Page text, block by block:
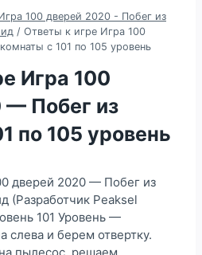
100 дверей 2020 - Побег из
/ Ответы к игре Игра 100
с 101 по 105 уровень
Игра 100
— Побег из
по 105 уровень
дверей 2020 — Побег из
(Разработчик Peaksel
101 Уровень —
слева и берем отвертку.